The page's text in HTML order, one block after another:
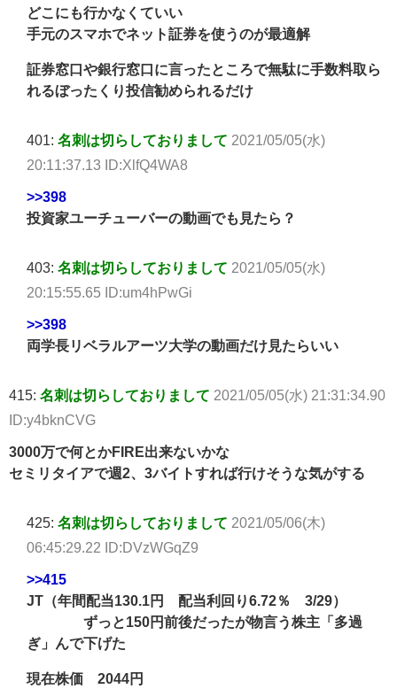
どこにも行かなくていい
手元のスマホでネット証券を使うのが最適解
証券窓口や銀行窓口に言ったところで無駄に手数料取ら
れるぼったくり投信勧められるだけ
401: 名刺は切らしておりまして 2021/05/05(水)
20:11:37.13 ID:XlfQ4WA8
>>398
投資家ユーチューバーの動画でも見たら？
403: 名刺は切らしておりまして 2021/05/05(水)
20:15:55.65 ID:um4hPwGi
>>398
両学長リベラルアーツ大学の動画だけ見たらいい
415: 名刺は切らしておりまして 2021/05/05(水) 21:31:34.90
ID:y4bknCVG
3000万で何とかFIRE出来ないかな
セミリタイアで週2、3バイトすれば行けそうな気がする
425: 名刺は切らしておりまして 2021/05/06(木)
06:45:29.22 ID:DVzWGqZ9
>>415
JT（年間配当130.1円 配当利回り6.72％ 3/29）
ずっと150円前後だったが物言う株主「多過
ぎ」んで下げた
現在株価 2044円